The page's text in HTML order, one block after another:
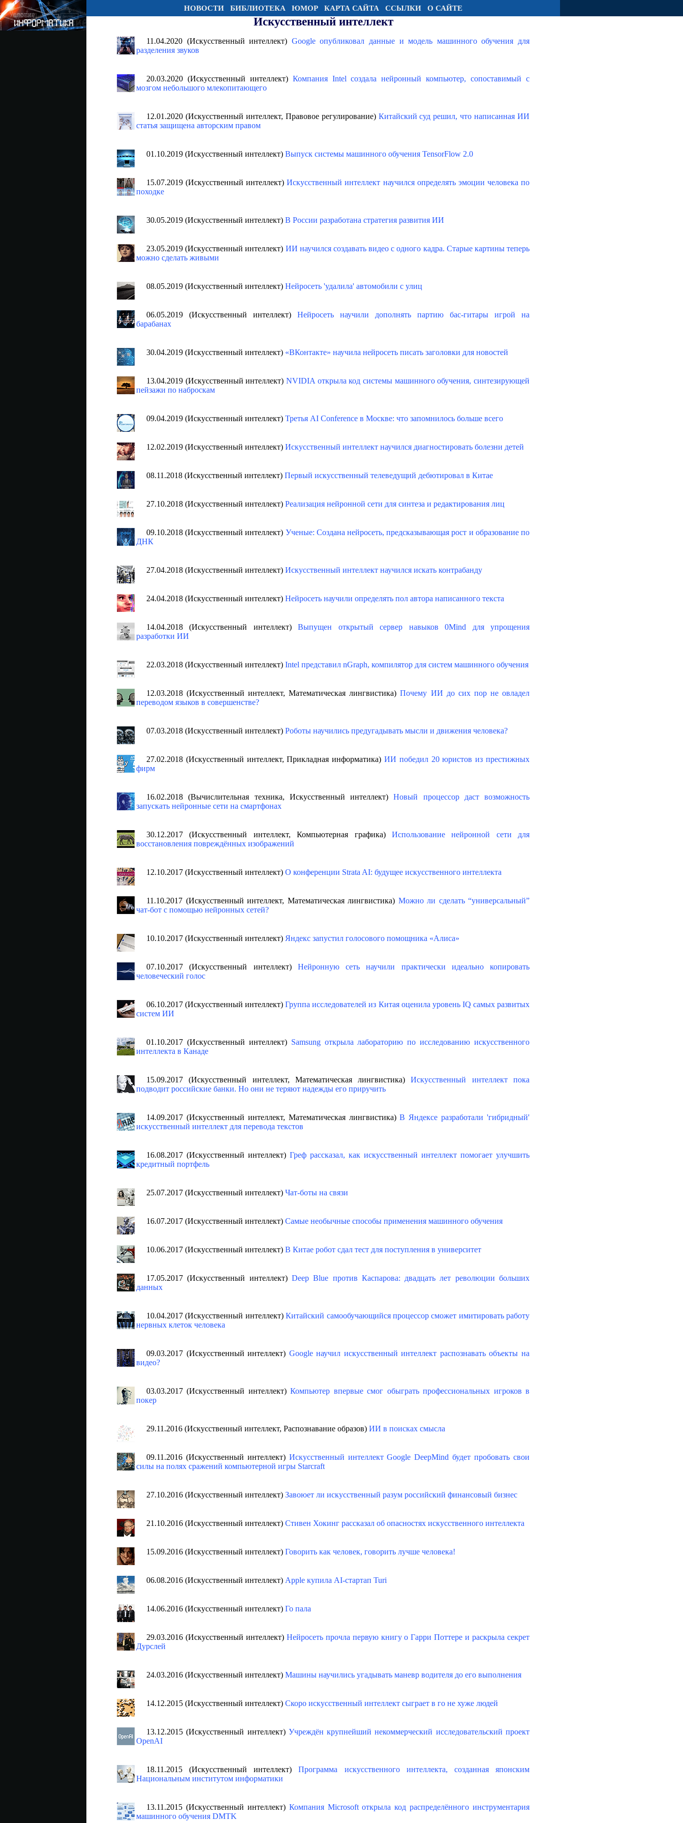
НОВОСТИ БИБЛИОТЕКА ЮМОР КАРТА САЙТА ССЫЛКИ О САЙТЕ
Искусственный интеллект
11.04.2020 (Искусственный интеллект) Google опубликовал данные и модель машинного обучения для
разделения звуков
20.03.2020 (Искусственный интеллект) Компания Intel создала нейронный компьютер, сопоставимый с
мозгом небольшого млекопитающего
12.01.2020 (Искусственный интеллект, Правовое регулирование) Китайский суд решил, что написанная ИИ
статья защищена авторским правом
01.10.2019 (Искусственный интеллект) Выпуск системы машинного обучения TensorFlow 2.0
15.07.2019 (Искусственный интеллект)Искусственный интеллект научился определять эмоции человека по
походке
30.05.2019 (Искусственный интеллект) В России разработана стратегия развития ИИ
23.05.2019 (Искусственный интеллект) ИИ научился создавать видео с одного кадра. Старые картины теперь
можно сделать живыми
08.05.2019 (Искусственный интеллект) Нейросеть 'удалила' автомобили с улиц
06.05.2019 (Искусственный интеллект) Нейросеть научили дополнять партию бас-гитары игрой на
барабанах
30.04.2019 (Искусственный интеллект) «ВКонтакте» научила нейросеть писать заголовки для новостей
13.04.2019 (Искусственный интеллект) NVIDIA открыла код системы машинного обучения, синтезирующей
пейзажи по наброскам
09.04.2019 (Искусственный интеллект) Третья AI Conference в Москве: что запомнилось больше всего
12.02.2019 (Искусственный интеллект) Искусственный интеллект научился диагностировать болезни детей
08.11.2018 (Искусственный интеллект) Первый искусственный телеведущий дебютировал в Китае
27.10.2018 (Искусственный интеллект) Реализация нейронной сети для синтеза и редактирования лиц
09.10.2018 (Искусственный интеллект) Ученые: Создана нейросеть, предсказывающая рост и образование по
ДНК
27.04.2018 (Искусственный интеллект) Искусственный интеллект научился искать контрабанду
24.04.2018 (Искусственный интеллект) Нейросеть научили определять пол автора написанного текста
14.04.2018 (Искусственный интеллект)Выпущен открытый сервер навыков 0Mind для упрощения
разработки ИИ
22.03.2018 (Искусственный интеллект) Intel представил nGraph, компилятор для систем машинного обучения
12.03.2018 (Искусственный интеллект, Математическая лингвистика)Почему ИИ до сих пор не овладел
переводом языков в совершенстве?
07.03.2018 (Искусственный интеллект) Роботы научились предугадывать мысли и движения человека?
27.02.2018 (Искусственный интеллект, Прикладная информатика) ИИ победил 20 юристов из престижных
фирм
16.02.2018 (Вычислительная техника, Искусственный интеллект)Новый процессор даст возможность
запускать нейронные сети на смартфонах
30.12.2017 (Искусственный интеллект, Компьютерная графика) Использование нейронной сети для
восстановления повреждённых изображений
12.10.2017 (Искусственный интеллект) О конференции Strata AI: будущее искусственного интеллекта
11.10.2017 (Искусственный интеллект, Математическая лингвистика) Можно ли сделать “универсальный”
чат-бот с помощью нейронных сетей?
10.10.2017 (Искусственный интеллект) Яндекс запустил голосового помощника «Алиса»
07.10.2017 (Искусственный интеллект) Нейронную сеть научили практически идеально копировать
человеческий голос
06.10.2017 (Искусственный интеллект)Группа исследователей из Китая оценила уровень IQ самых развитых
систем ИИ
01.10.2017 (Искусственный интеллект) Samsung открыла лабораторию по исследованию искусственного
интеллекта в Канаде
15.09.2017 (Искусственный интеллект, Математическая лингвистика)Искусственный интеллект пока
подводит российские банки. Но они не теряют надежды его приручить
14.09.2017 (Искусственный интеллект, Математическая лингвистика)В Яндексе разработали 'гибридный'
искусственный интеллект для перевода текстов
16.08.2017 (Искусственный интеллект) Греф рассказал, как искусственный интеллект помогает улучшить
кредитный портфель
25.07.2017 (Искусственный интеллект) Чат-боты на связи
16.07.2017 (Искусственный интеллект) Самые необычные способы применения машинного обучения
10.06.2017 (Искусственный интеллект) В Китае робот сдал тест для поступления в университет
17.05.2017 (Искусственный интеллект) Deep Blue против Каспарова: двадцать лет революции больших
данных
10.04.2017 (Искусственный интеллект)Китайский самообучающийся процессор сможет имитировать работу
нервных клеток человека
09.03.2017 (Искусственный интеллект) Google научил искусственный интеллект распознавать объекты на
видео?
03.03.2017 (Искусственный интеллект)Компьютер впервые смог обыграть профессиональных игроков в
покер
29.11.2016 (Искусственный интеллект, Распознавание образов) ИИ в поисках смысла
09.11.2016 (Искусственный интеллект) Искусственный интеллект Google DeepMind будет пробовать свои
силы на полях сражений компьютерной игры Starcraft
27.10.2016 (Искусственный интеллект) Завоюет ли искусственный разум российский финансовый бизнес
21.10.2016 (Искусственный интеллект) Стивен Хокинг рассказал об опасностях искусственного интеллекта
15.09.2016 (Искусственный интеллект) Говорить как человек, говорить лучше человека!
06.08.2016 (Искусственный интеллект) Apple купила AI-стартап Turi
14.06.2016 (Искусственный интеллект) Го пала
29.03.2016 (Искусственный интеллект) Нейросеть прочла первую книгу о Гарри Поттере и раскрыла секрет
Дурслей
24.03.2016 (Искусственный интеллект) Машины научились угадывать маневр водителя до его выполнения
14.12.2015 (Искусственный интеллект) Скоро искусственный интеллект сыграет в го не хуже людей
13.12.2015 (Искусственный интеллект) Учреждён крупнейший некоммерческий исследовательский проект
OpenAI
18.11.2015 (Искусственный интеллект)Программа искусственного интеллекта, созданная японским
Национальным институтом информатики
13.11.2015 (Искусственный интеллект) Компания Microsoft открыла код распределённого инструментария
машинного обучения DMTK